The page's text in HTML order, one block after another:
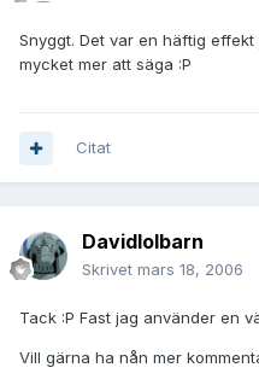
Snyggt. Det var en häftig
mycket mer att säga :P
Citat
Davidlolbarn
Skrivet mars 18, 2006
Tack :P Fast jag använder en
Vill gärna ha nån mer